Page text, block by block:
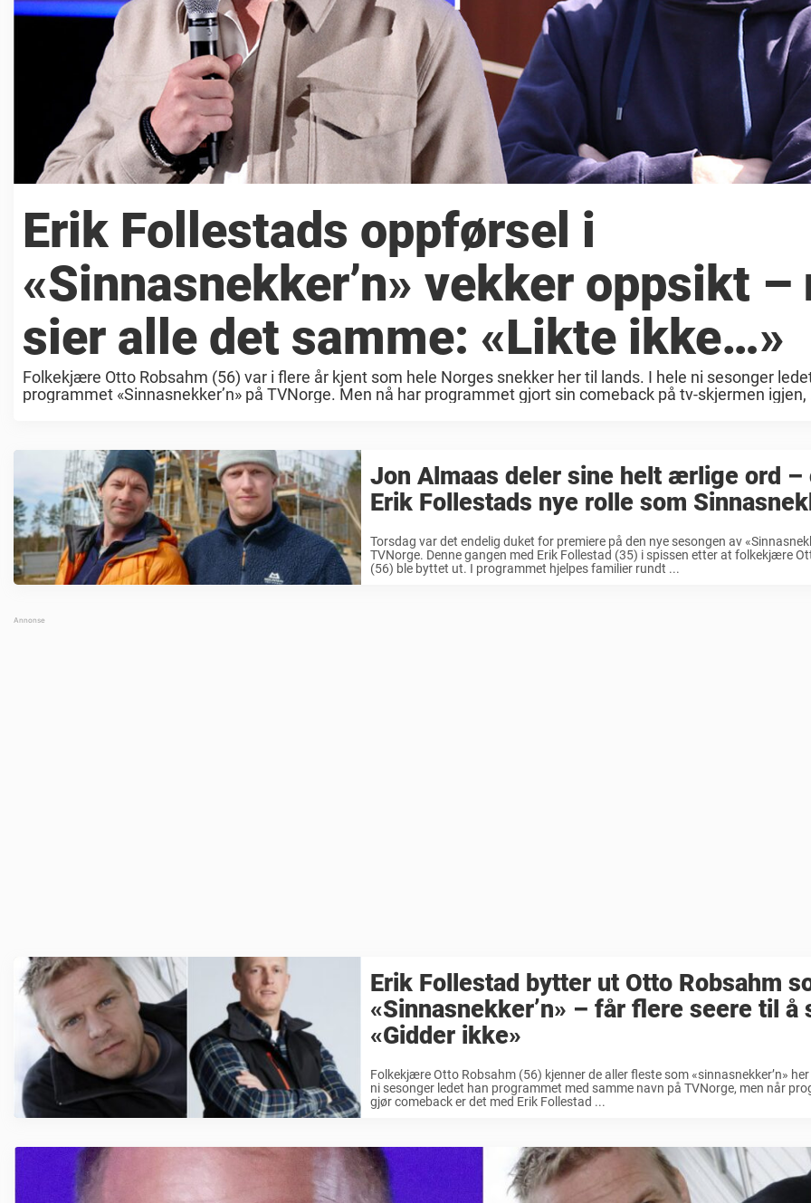
Erik Follestads oppførsel i
«Sinnasnekker’n» vekker oppsikt –
sier alle det samme: «Likte ikke…»
Folkekjære Otto Robsahm (56) var i flere år kjent som hele Norges snekker her til lands. I hele ni sesonger
programmet «Sinnasnekker’n» på TVNorge. Men nå har programmet gjort sin comeback på tv-skjermen igjen,
Jon Almaas deler sine helt ærlige ord –
Erik Follestads nye rolle som
Torsdag var det endelig duket for premiere på den nye sesongen av
TVNorge. Denne gangen med Erik Follestad (35) i spissen etter at folkekjære
(56) ble byttet ut. I programmet hjelpes familier rundt ...
Erik Follestad bytter ut Otto Robsahm
«Sinnasnekker’n» – får flere seere til å
«Gidder ikke»
Folkekjære Otto Robsahm (56) kjenner de aller fleste som «sinnasnekker’n»
ni sesonger ledet han programmet med samme navn på TVNorge, men når
gjør comeback er det med Erik Follestad ...